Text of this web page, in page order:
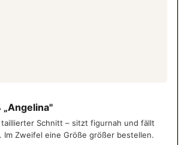
„Angelina"
taillierter Schnitt – sitzt figurnah und fällt
Im Zweifel eine Größe größer bestellen.